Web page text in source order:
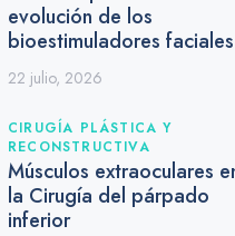
evolución de los
bioestimuladores
22 julio, 2026
CIRUGÍA PLÁSTICA Y
RECONSTRUCTIVA
Músculos extraoculares
la Cirugía del párpado
inferior